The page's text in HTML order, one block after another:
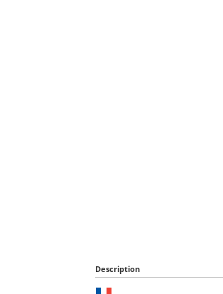
Description